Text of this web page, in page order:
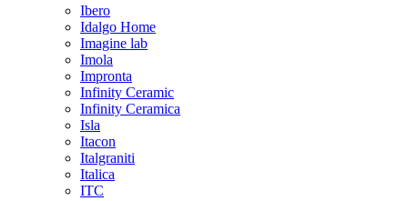
Ibero
Idalgo Home
Imagine lab
Imola
Impronta
Infinity Ceramic
Infinity Ceramica
Isla
Itacon
Italgraniti
Italica
ITC